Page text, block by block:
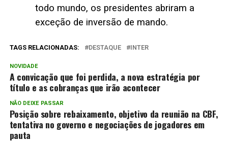
todo mundo, os presidentes abriram a
exceção de inversão de mando.
TAGS RELACIONADAS: DESTAQUE INTER
NOVIDADE
A convicação que foi perdida, a nova estratégia por
título e as cobranças que irão acontecer
NÃO DEIXE PASSAR
Posição sobre rebaixamento, objetivo da reunião na CBF,
tentativa no governo e negociações de jogadores em
pauta